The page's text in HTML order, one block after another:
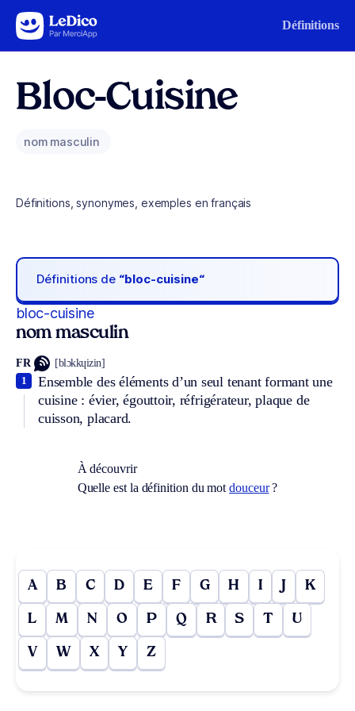
Aller au contenu Définitions
Bloc-Cuisine
nom masculin
Définitions, synonymes, exemples en français
Définitions de “bloc-cuisine“
bloc-cuisine
nom masculin
FR [blɔkkɥizin]
Ensemble des éléments d’un seul tenant formant une
cuisine : évier, égouttoir, réfrigérateur, plaque de
cuisson, placard.
1
À découvrir
Quelle est la définition du motdouceur?
A B C D E F G H I J K
L M N O P Q R S T U
V W X Y Z